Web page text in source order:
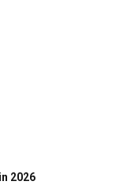
2026